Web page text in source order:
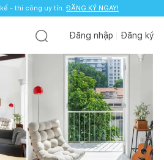
- thi công uy tín. ĐĂNG KÝ NGAY!
Đăng nhập Đăng ký